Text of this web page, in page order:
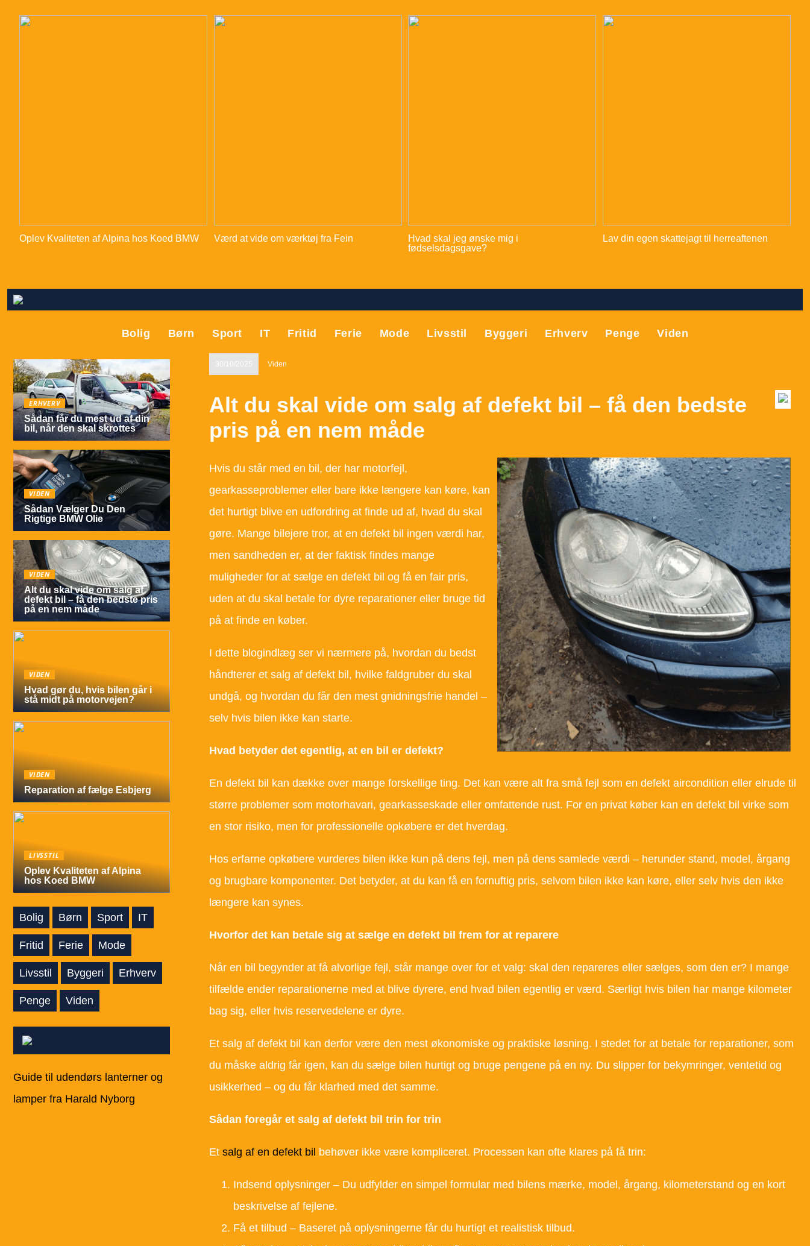
Oplev Kvaliteten af Alpina hos Koed BMW Værd at vide om værktøj fra Fein
Hvad skal jeg ønske mig i
fødselsdagsgave?
Lav din egen skattejagt til herreaftenen
Bolig Børn Sport IT Fritid Ferie Mode Livsstil Byggeri Erhverv Penge Viden
30/10/2025 Viden
Alt du skal vide om salg af defekt bil – få den bedste
pris på en nem måde
Hvis du står med en bil, der har motorfejl,
gearkasseproblemer eller bare ikke længere kan køre, kan
det hurtigt blive en udfordring at finde ud af, hvad du skal
gøre. Mange bilejere tror, at en defekt bil ingen værdi har,
men sandheden er, at der faktisk findes mange
muligheder for at sælge en defekt bil og få en fair pris,
uden at du skal betale for dyre reparationer eller bruge tid
på at finde en køber.
I dette blogindlæg ser vi nærmere på, hvordan du bedst
håndterer et salg af defekt bil, hvilke faldgruber du skal
undgå, og hvordan du får den mest gnidningsfrie handel –
selv hvis bilen ikke kan starte.
Hvad betyder det egentlig, at en bil er defekt?
En defekt bil kan dække over mange forskellige ting. Det kan være alt fra små fejl som en defekt aircondition eller elrude til
større problemer som motorhavari, gearkasseskade eller omfattende rust. For en privat køber kan en defekt bil virke som
en stor risiko, men for professionelle opkøbere er det hverdag.
Hos erfarne opkøbere vurderes bilen ikke kun på dens fejl, men på dens samlede værdi – herunder stand, model, årgang
og brugbare komponenter. Det betyder, at du kan få en fornuftig pris, selvom bilen ikke kan køre, eller selv hvis den ikke
længere kan synes.
Hvorfor det kan betale sig at sælge en defekt bil frem for at reparere
Når en bil begynder at få alvorlige fejl, står mange over for et valg: skal den repareres eller sælges, som den er? I mange
tilfælde ender reparationerne med at blive dyrere, end hvad bilen egentlig er værd. Særligt hvis bilen har mange kilometer
bag sig, eller hvis reservedelene er dyre.
Et salg af defekt bil kan derfor være den mest økonomiske og praktiske løsning. I stedet for at betale for reparationer, som
du måske aldrig får igen, kan du sælge bilen hurtigt og bruge pengene på en ny. Du slipper for bekymringer, ventetid og
usikkerhed – og du får klarhed med det samme.
Sådan foregår et salg af defekt bil trin for trin
Et salg af en defekt bil behøver ikke være kompliceret. Processen kan ofte klares på få trin:
Indsend oplysninger – Du udfylder en simpel formular med bilens mærke, model, årgang, kilometerstand og en kort
beskrivelse af fejlene.
Få et tilbud – Baseret på oplysningerne får du hurtigt et realistisk tilbud.
ERHVERV
Sådan får du mest ud af din
bil, når den skal skrottes
VIDEN
Sådan Vælger Du Den
Rigtige BMW Olie
VIDEN
Alt du skal vide om salg af
defekt bil – få den bedste pris
på en nem måde
VIDEN
Hvad gør du, hvis bilen går i
stå midt på motorvejen?
VIDEN
Reparation af fælge Esbjerg
LIVSSTIL
Oplev Kvaliteten af Alpina
hos Koed BMW
Bolig Børn Sport IT
Fritid Ferie Mode
Livsstil Byggeri Erhverv
Penge Viden
Guide til udendørs lanterner og
lamper fra Harald Nyborg